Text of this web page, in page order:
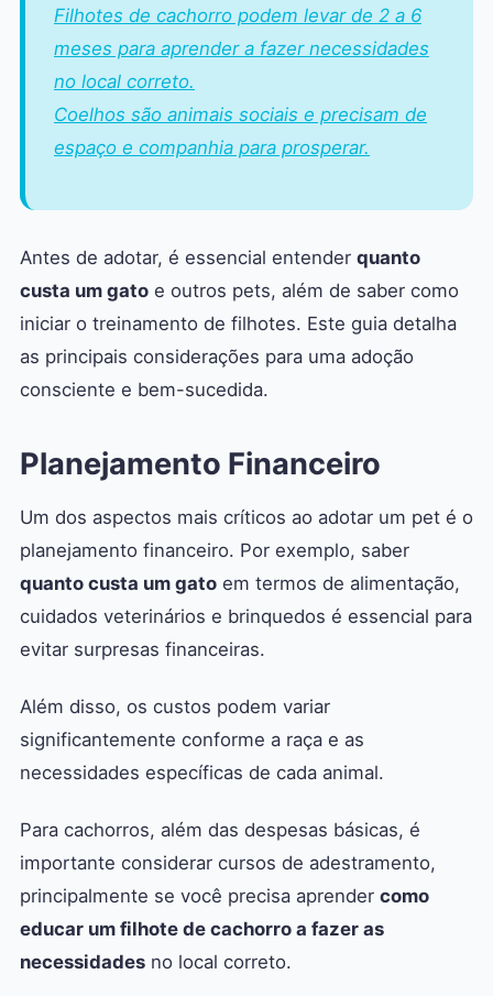
Filhotes de cachorro podem levar de 2 a 6
meses para aprender a fazer necessidades
no local correto.
Coelhos são animais sociais e precisam de
espaço e companhia para prosperar.
Antes de adotar, é essencial entender quanto
custa um gato e outros pets, além de saber como
iniciar o treinamento de filhotes. Este guia detalha
as principais considerações para uma adoção
consciente e bem-sucedida.
Planejamento Financeiro
Um dos aspectos mais críticos ao adotar um pet é o
planejamento financeiro. Por exemplo, saber
quanto custa um gato em termos de alimentação,
cuidados veterinários e brinquedos é essencial para
evitar surpresas financeiras.
Além disso, os custos podem variar
significantemente conforme a raça e as
necessidades específicas de cada animal.
Para cachorros, além das despesas básicas, é
importante considerar cursos de adestramento,
principalmente se você precisa aprender como
educar um filhote de cachorro a fazer as
necessidades no local correto.